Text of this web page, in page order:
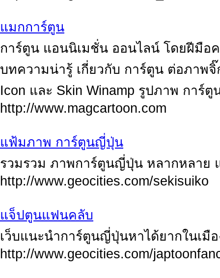
แมกการ์ตูน
การ์ตูน แอนนิเมชั่น ออนไลน์ โดยฝีมือ
บทความน่ารู้ เกี่ยวกับ การ์ตูน ต่อภาพจิ๊
Icon และ Skin Winamp รูปภาพ การ์ตู
http://www.magcartoon.com
แฟ้มภาพ การ์ตูนญี่ปุ่น
รวมรวม ภาพการ์ตูนญี่ปุ่น หลากหลาย
http://www.geocities.com/sekisuiko
แจ็ปตูนแฟนคลับ
เว็บแนะนำการ์ตูนญี่ปุ่นหาได้ยากในเมื
http://www.geocities.com/